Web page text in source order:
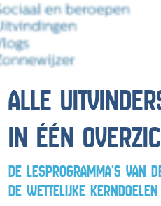
ALLE
IN ÉÉN
DE LESPROGRAMMA’S VAN
DE WETTELIJKE KERNDOELEN